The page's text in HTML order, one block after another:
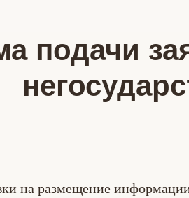
подачи
на размещение